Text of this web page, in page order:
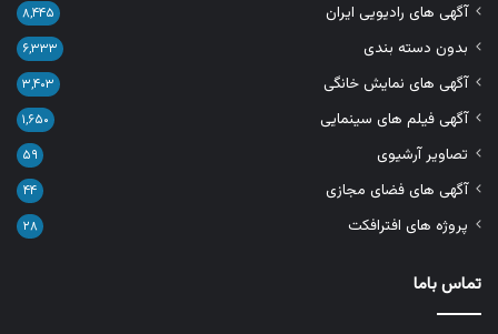
آگهی های رادیویی ایران ۸,۴۴۵
بدون دسته بندی ۶,۳۳۳
آگهی های نمایش خانگی ۳,۴۰۳
آگهی فیلم های سینمایی ۱,۶۵۰
تصاویر آرشیوی ۵۹
آگهی های فضای مجازی ۴۴
پروژه های افترافکت ۲۸
تماس باما